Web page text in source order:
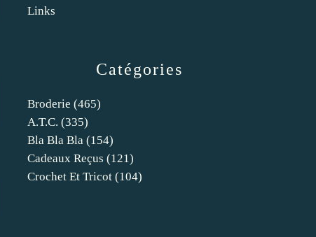
Catégories
Broderie (465)
A.t.c. (335)
Bla Bla Bla (154)
Cadeaux Reçus (121)
Crochet Et Tricot (104)
Links